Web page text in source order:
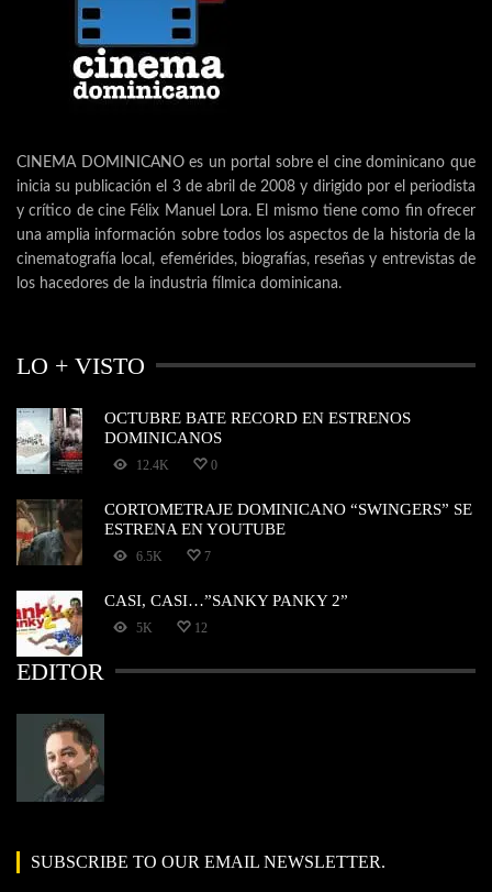
CINEMA DOMINICANO es un portal sobre el cine dominicano que
inicia su publicación el 3 de abril de 2008 y dirigido por el periodista
y crítico de cine Félix Manuel Lora. El mismo tiene como fin ofrecer
una amplia información sobre todos los aspectos de la historia de la
cinematografía local, efemérides, biografías, reseñas y entrevistas de
los hacedores de la industria fílmica dominicana.
LO + VISTO
OCTUBRE BATE RECORD EN ESTRENOS
DOMINICANOS
12.4K 0
CORTOMETRAJE DOMINICANO “SWINGERS” SE
ESTRENA EN YOUTUBE
6.5K 7
CASI, CASI…”SANKY PANKY 2”
5K 12
EDITOR
SUBSCRIBE TO OUR EMAIL NEWSLETTER.